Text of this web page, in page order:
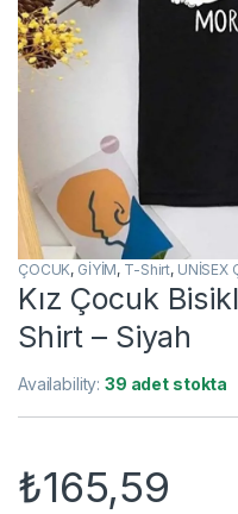
ÇOCUK, GİYİM, T-Shirt, UNİSEX
Kız Çocuk
Shirt – Siyah
Availability:39 adet stokta
₺165,59